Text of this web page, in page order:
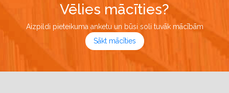
Vēlies mācīties?
Aizpildi pieteikuma anketu un būsi soli tuvāk mācībām
Sākt mācīties